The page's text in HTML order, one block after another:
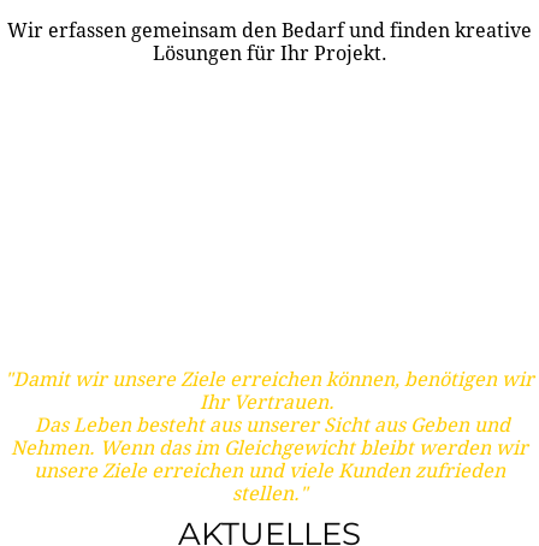
Wir erfassen gemeinsam den Bedarf und finden kreative
Lösungen für Ihr Projekt.
"Damit wir unsere Ziele erreichen können, benötigen wir
Ihr Vertrauen.
Das Leben besteht aus unserer Sicht aus Geben und
Nehmen. Wenn das im Gleichgewicht bleibt werden wir
unsere Ziele erreichen und viele Kunden zufrieden
stellen."
AKTUELLES